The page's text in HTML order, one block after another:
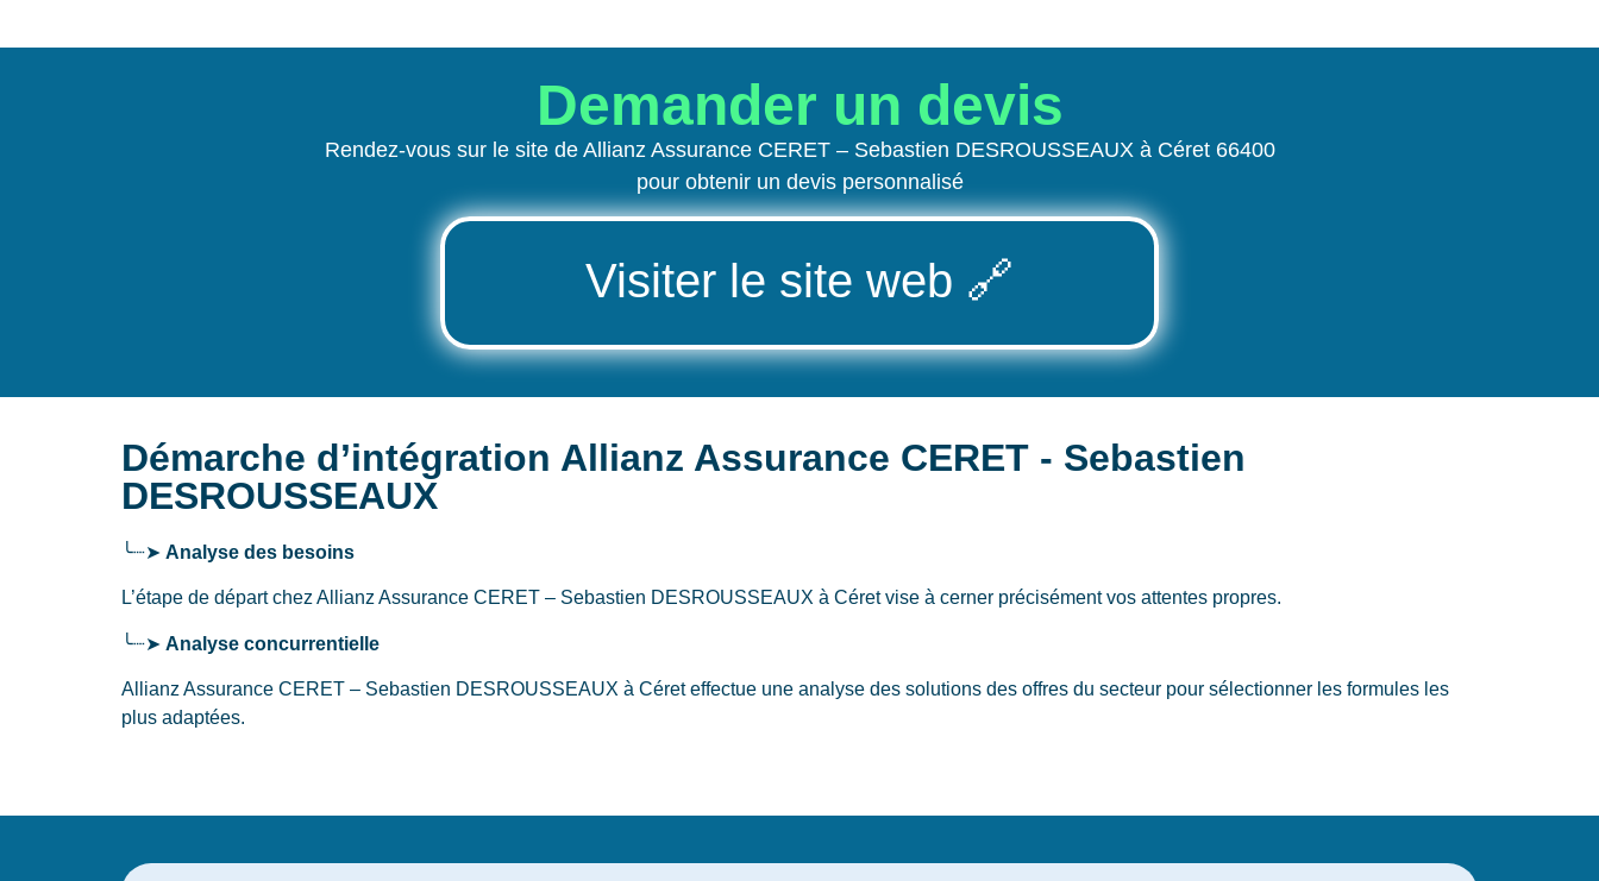
Demander un devis
Rendez-vous sur le site de Allianz Assurance CERET – Sebastien DESROUSSEAUX à Céret 66400
pour obtenir un devis personnalisé
Visiter le site web 🔗
Démarche d’intégration Allianz Assurance CERET - Sebastien
DESROUSSEAUX
╰┈➤ Analyse des besoins
L’étape de départ chez Allianz Assurance CERET – Sebastien DESROUSSEAUX à Céretvise à cerner précisément vos attentes propres.
╰┈➤ Analyse concurrentielle
Allianz Assurance CERET – Sebastien DESROUSSEAUX à Céret effectue une analyse des solutions des offres du secteur pour sélectionner les formules les
plus adaptées.